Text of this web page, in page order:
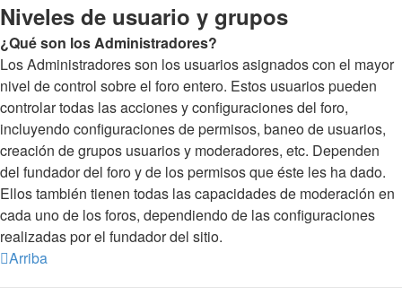
Niveles de usuario y grupos
¿Qué son los Administradores?
Los Administradores son los usuarios asignados con el mayor
nivel de control sobre el foro entero. Estos usuarios pueden
controlar todas las acciones y configuraciones del foro,
incluyendo configuraciones de permisos, baneo de usuarios,
creación de grupos usuarios y moderadores, etc. Dependen
del fundador del foro y de los permisos que éste les ha dado.
Ellos también tienen todas las capacidades de moderación en
cada uno de los foros, dependiendo de las configuraciones
realizadas por el fundador del sitio.
Arriba